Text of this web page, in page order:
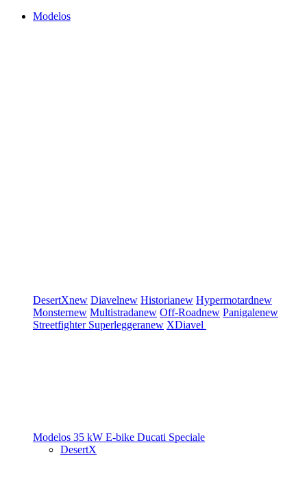
Modelos
DesertXnew Diavelnew Historianew Hypermotardnew
Monsternew Multistradanew Off-Roadnew Panigalenew
Streetfighter Superleggeranew XDiavel
Modelos 35 kW E-bike Ducati Speciale
DesertX